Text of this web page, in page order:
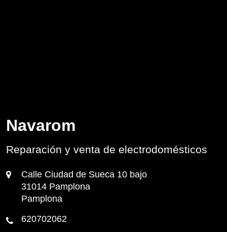
Navarom
Reparación y venta de electrodomésticos
Calle Ciudad de Sueca 10 bajo
31014 Pamplona
Pamplona
620702062